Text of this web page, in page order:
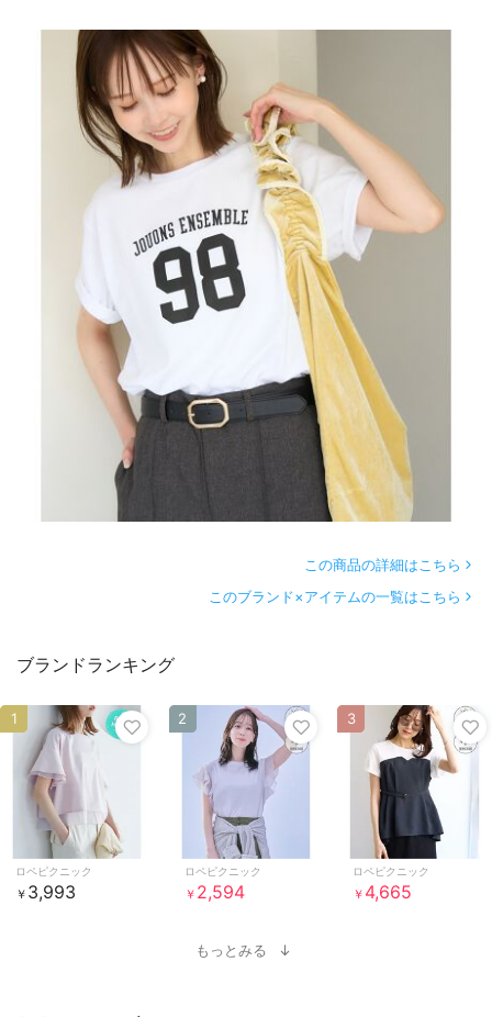
この商品の詳細はこちら
このブランド×アイテムの一覧はこちら
ブランドランキング
ロペピクニック
￥ 3,993
1
ロペピクニック
￥ 2,594
2
ロペピクニック
￥ 4,665
3
もっとみる